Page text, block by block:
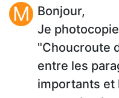
M Bonjour,
Je
"Choucroute
entre les
importants et